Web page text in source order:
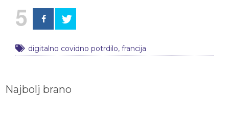
5
digitalno covidno potrdilo, francija
Najbolj brano